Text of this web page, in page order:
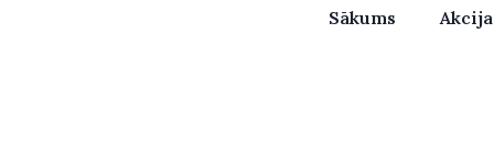
Sākums